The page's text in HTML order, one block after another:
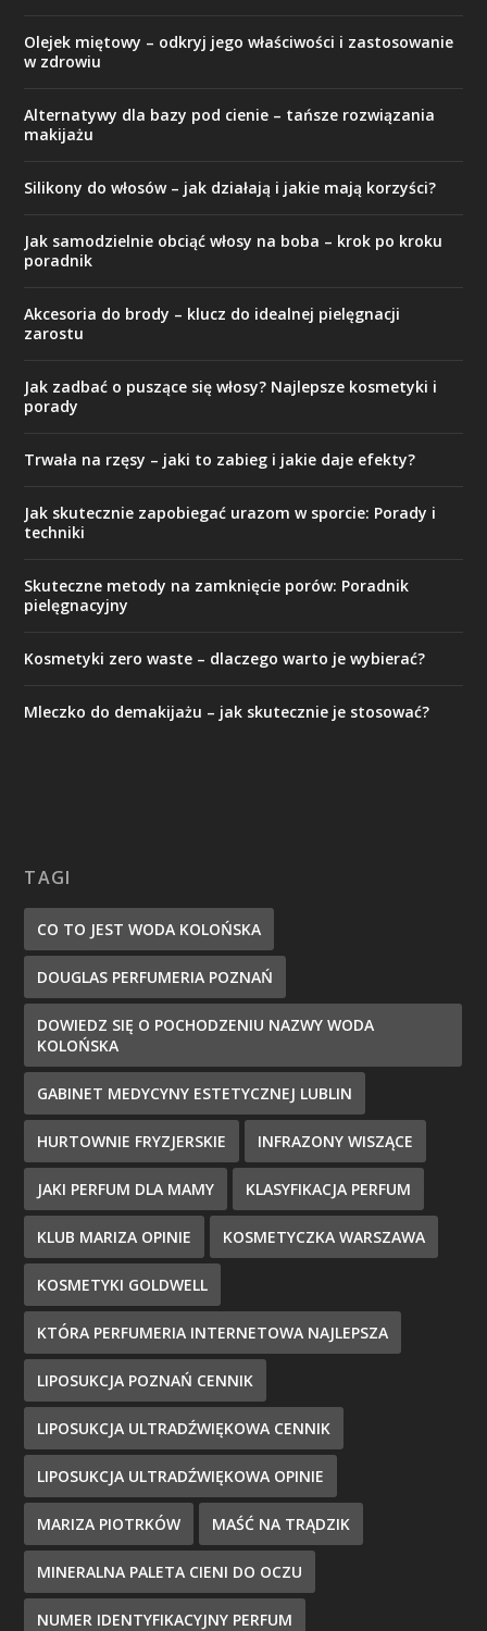
Olejek miętowy – odkryj jego właściwości i zastosowanie
w zdrowiu
Alternatywy dla bazy pod cienie – tańsze rozwiązania
makijażu
Silikony do włosów – jak działają i jakie mają korzyści?
Jak samodzielnie obciąć włosy na boba – krok po kroku
poradnik
Akcesoria do brody – klucz do idealnej pielęgnacji
zarostu
Jak zadbać o puszące się włosy? Najlepsze kosmetyki i
porady
Trwała na rzęsy – jaki to zabieg i jakie daje efekty?
Jak skutecznie zapobiegać urazom w sporcie: Porady i
techniki
Skuteczne metody na zamknięcie porów: Poradnik
pielęgnacyjny
Kosmetyki zero waste – dlaczego warto je wybierać?
Mleczko do demakijażu – jak skutecznie je stosować?
TAGI
CO TO JEST WODA KOLOŃSKA
DOUGLAS PERFUMERIA POZNAŃ
DOWIEDZ SIĘ O POCHODZENIU NAZWY WODA
KOLOŃSKA
GABINET MEDYCYNY ESTETYCZNEJ LUBLIN
HURTOWNIE FRYZJERSKIE INFRAZONY WISZĄCE
JAKI PERFUM DLA MAMY KLASYFIKACJA PERFUM
KLUB MARIZA OPINIE KOSMETYCZKA WARSZAWA
KOSMETYKI GOLDWELL
KTÓRA PERFUMERIA INTERNETOWA NAJLEPSZA
LIPOSUKCJA POZNAŃ CENNIK
LIPOSUKCJA ULTRADŹWIĘKOWA CENNIK
LIPOSUKCJA ULTRADŹWIĘKOWA OPINIE
MARIZA PIOTRKÓW MAŚĆ NA TRĄDZIK
MINERALNA PALETA CIENI DO OCZU
NUMER IDENTYFIKACYJNY PERFUM